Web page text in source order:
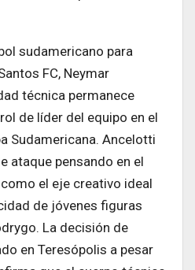
sudamericano para
FC, Neymar
técnica permanece
de líder del equipo en el
Sudamericana. Ancelotti
ataque pensando en el
el eje creativo ideal
de jóvenes figuras
La decisión de
en Teresópolis a pesar